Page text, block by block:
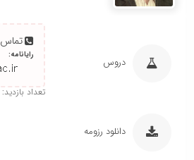
تماس
رایانامه:
تعداد بازدید: 3550
دروس
دانلود رزومه